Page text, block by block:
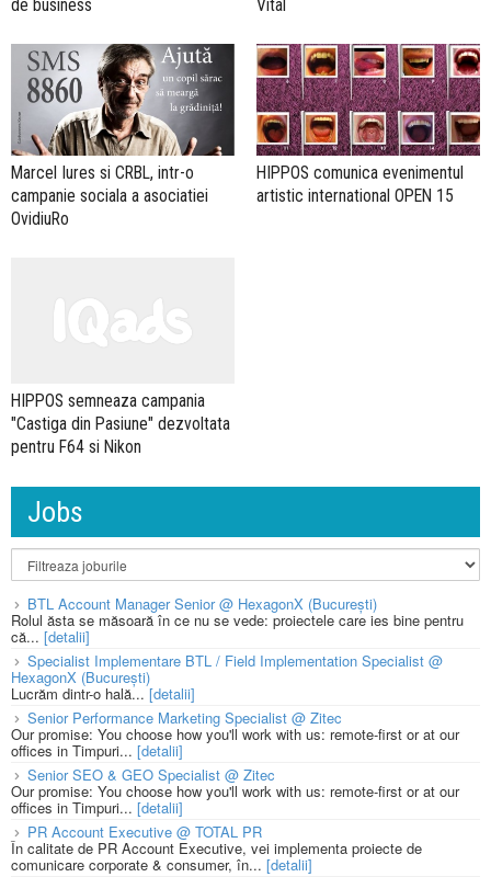
de business Vital
Marcel Iures si CRBL, intr-o
campanie sociala a asociatiei
OvidiuRo
HIPPOS comunica evenimentul
artistic international OPEN 15
HIPPOS semneaza campania
"Castiga din Pasiune" dezvoltata
pentru F64 si Nikon
Jobs
BTL Account Manager Senior @ HexagonX (București)
Rolul ăsta se măsoară în ce nu se vede: proiectele care ies bine pentru
că... [detalii]
Specialist Implementare BTL / Field Implementation Specialist @
HexagonX (București)
Lucrăm dintr-o hală...[detalii]
Senior Performance Marketing Specialist @ Zitec
Our promise: You choose how you'll work with us: remote-first or at our
offices in Timpuri... [detalii]
Senior SEO & GEO Specialist @ Zitec
Our promise: You choose how you'll work with us: remote-first or at our
offices in Timpuri... [detalii]
PR Account Executive @ TOTAL PR
În calitate de PR Account Executive, vei implementa proiecte de
comunicare corporate & consumer, în... [detalii]